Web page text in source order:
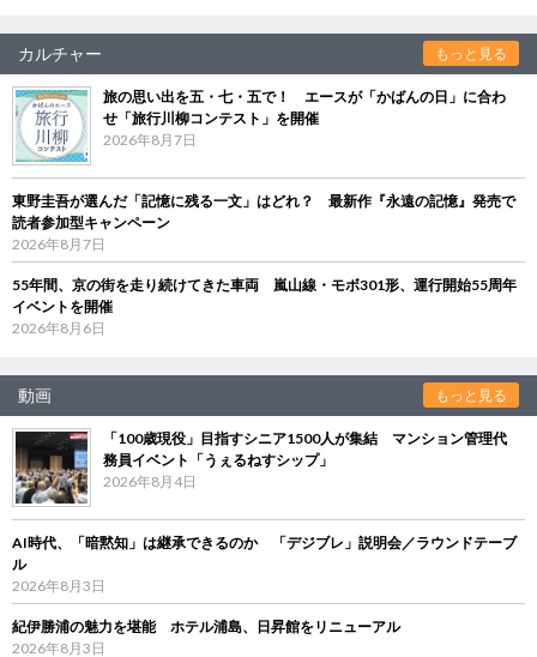
カルチャー もっと見る
旅の思い出を五・七・五で！ エースが「かばんの日」に合わ
せ「旅行川柳コンテスト」を開催
2026年8月7日
東野圭吾が選んだ「記憶に残る一文」はどれ？ 最新作『永遠の記憶』発売で
読者参加型キャンペーン
2026年8月7日
55年間、京の街を走り続けてきた車両 嵐山線・モボ301形、運行開始55周年
イベントを開催
2026年8月6日
動画 もっと見る
「100歳現役」目指すシニア1500人が集結 マンション管理代
務員イベント「うぇるねすシップ」
2026年8月4日
AI時代、「暗黙知」は継承できるのか 「デジブレ」説明会／ラウンドテーブ
ル
2026年8月3日
紀伊勝浦の魅力を堪能 ホテル浦島、日昇館をリニューアル
2026年8月3日